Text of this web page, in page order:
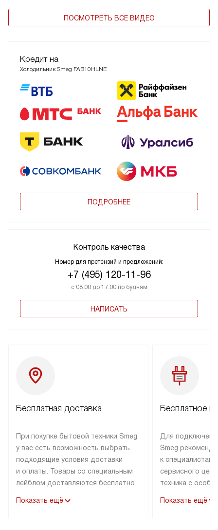
ПОСМОТРЕТЬ ВСЕ ВИДЕО
Кредит на
Холодильник Smeg FAB10HLNE
ПОДРОБНЕЕ
Контроль качества
Номер для претензий и предложений:
+7 (495) 120-11-96
с 08:00 до 17:00 по будням
НАПИСАТЬ
Бесплатная доставка
При покупке бытовой техники Smeg
у вас есть возможность выбрать
подходящие условия доставки
и оплаты. Товары со специальным
лейблом доставляются бесплатно
до подъезда. Доставка за пределы
Показать ещё
Бесплатное
Для
Smeg
к специалистам
сервисного
техника с
коммуникациям.
Показать ещё